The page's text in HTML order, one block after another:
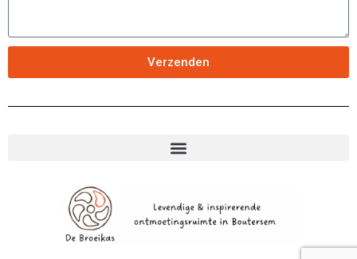
Verzenden